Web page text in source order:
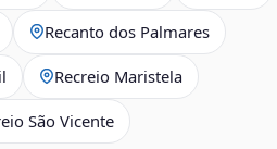
Recanto dos Palmares
Recreio Maristela
São Vicente